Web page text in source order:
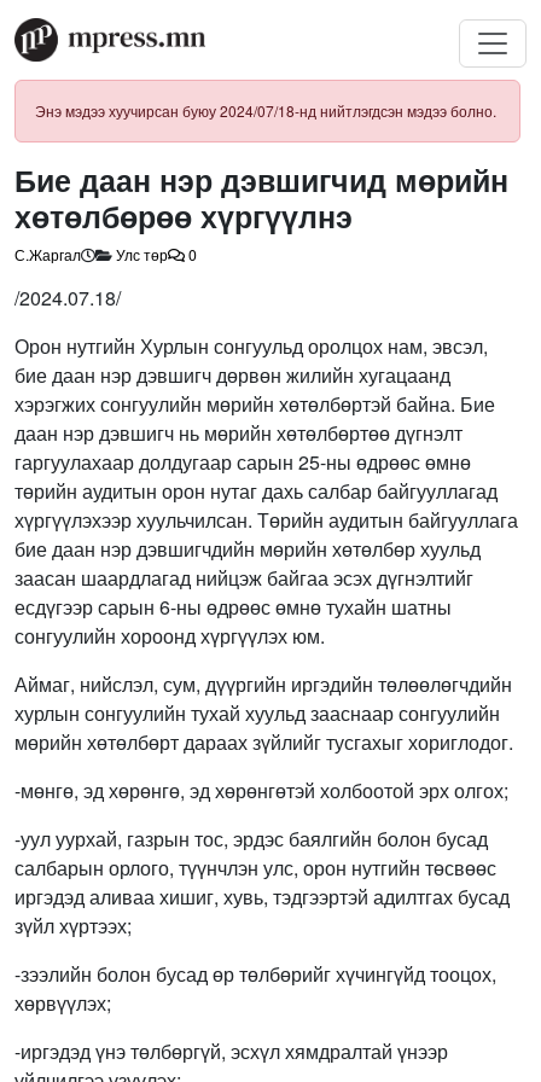
Энэ мэдээ хуучирсан буюу 2024/07/18-нд нийтлэгдсэн мэдээ болно.
Бие даан нэр дэвшигчид мөрийн
хөтөлбөрөө хүргүүлнэ
С.Жаргал Улс төр 0
/2024.07.18/
Орон нутгийн Хурлын сонгуульд оролцох нам, эвсэл,
бие даан нэр дэвшигч дөрвөн жилийн хугацаанд
хэрэгжих сонгуулийн мөрийн хөтөлбөртэй байна. Бие
даан нэр дэвшигч нь мөрийн хөтөлбөртөө дүгнэлт
гаргуулахаар долдугаар сарын 25-ны өдрөөс өмнө
төрийн аудитын орон нутаг дахь салбар байгууллагад
хүргүүлэхээр хуульчилсан. Төрийн аудитын байгууллага
бие даан нэр дэвшигчдийн мөрийн хөтөлбөр хуульд
заасан шаардлагад нийцэж байгаа эсэх дүгнэлтийг
есдүгээр сарын 6-ны өдрөөс өмнө тухайн шатны
сонгуулийн хороонд хүргүүлэх юм.
Аймаг, нийслэл, сум, дүүргийн иргэдийн төлөөлөгчдийн
хурлын сонгуулийн тухай хуульд зааснаар сонгуулийн
мөрийн хөтөлбөрт дараах зүйлийг тусгахыг хориглодог.
-мөнгө, эд хөрөнгө, эд хөрөнгөтэй холбоотой эрх олгох;
-уул уурхай, газрын тос, эрдэс баялгийн болон бусад
салбарын орлого, түүнчлэн улс, орон нутгийн төсвөөс
иргэдэд аливаа хишиг, хувь, тэдгээртэй адилтгах бусад
зүйл хүртээх;
-зээлийн болон бусад өр төлбөрийг хүчингүйд тооцох,
хөрвүүлэх;
-иргэдэд үнэ төлбөргүй, эсхүл хямдралтай үнээр